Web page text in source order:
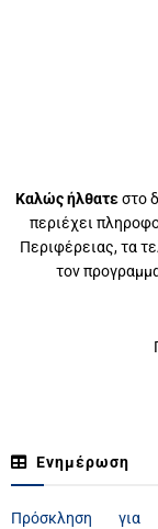
Καλώς ήλθατεστο
περιέχει
Περιφέρειας, τα
τον
Ενημέρωση
Πρόσκληση για